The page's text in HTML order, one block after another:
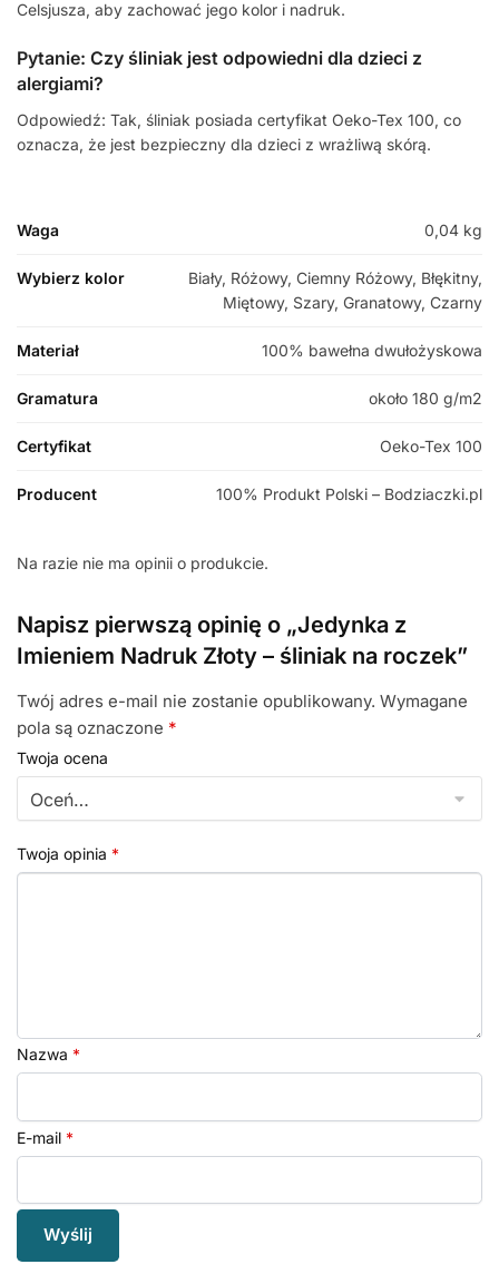
Celsjusza, aby zachować jego kolor i nadruk.
Pytanie: Czy śliniak jest odpowiedni dla dzieci z
alergiami?
Odpowiedź: Tak, śliniak posiada certyfikat Oeko-Tex 100, co
oznacza, że jest bezpieczny dla dzieci z wrażliwą skórą.
Waga 0,04 kg
Wybierz kolor
Biały, Różowy, Ciemny Różowy, Błękitny,
Miętowy, Szary, Granatowy, Czarny
Materiał 100% bawełna dwułożyskowa
Gramatura około 180 g/m2
Certyfikat Oeko-Tex 100
Producent 100% Produkt Polski – Bodziaczki.pl
Na razie nie ma opinii o produkcie.
Napisz pierwszą opinię o „Jedynka z
Imieniem Nadruk Złoty – śliniak na roczek”
Twój adres e-mail nie zostanie opublikowany. Wymagane
pola są oznaczone *
Twoja ocena
Twoja opinia *
Nazwa *
E-mail *